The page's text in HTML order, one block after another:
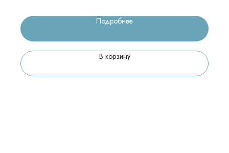
Подробнее
В корзину